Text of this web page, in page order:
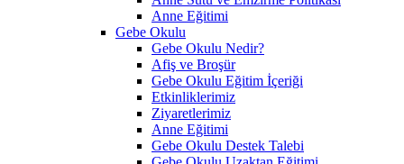
Anne Eğitimi
Gebe Okulu
Gebe Okulu Nedir?
Afiş ve Broşür
Gebe Okulu Eğitim İçeriği
Etkinliklerimiz
Ziyaretlerimiz
Anne Eğitimi
Gebe Okulu Destek Talebi